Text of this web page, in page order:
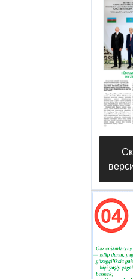
населения
Новруз,
«Сувчы»
поселка
полностью
эры